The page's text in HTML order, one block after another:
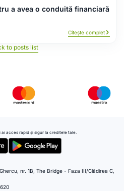
a avea o conduită financiară
Citește complet
to posts list
nr. 1B, The Bridge - Faza III/Clădirea C,
acces rapid și sigur la creditele tale.